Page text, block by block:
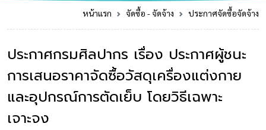
หน้าแรก จัดซื้อ - จัดจ้าง ประกาศจัดซื้อจัดจ้าง
ประกาศกรมศิลปากร เรื่อง ประกาศผู้ชนะ
การเสนอราคาจัดซื้อวัสดุเครื่องแต่งกาย
และอุปกรณ์การตัดเย็บ โดยวิธีเฉพาะ
เจาะจง